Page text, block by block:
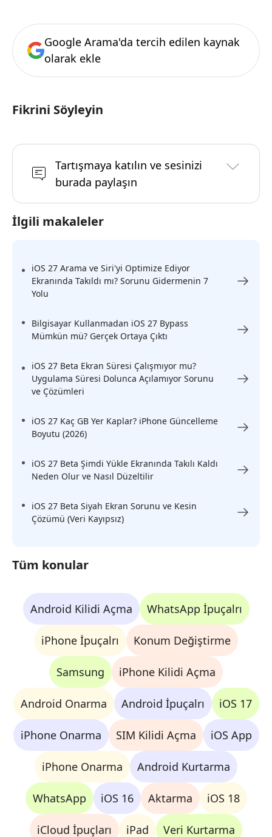
Google Arama'da tercih edilen kaynak
olarak ekle
Fikrini Söyleyin
Tartışmaya katılın ve sesinizi
burada paylaşın
İlgili makaleler
iOS 27 Arama ve Siri'yi Optimize Ediyor
Ekranında Takıldı mı? Sorunu Gidermenin 7
Yolu
Bilgisayar Kullanmadan iOS 27 Bypass
Mümkün mü? Gerçek Ortaya Çıktı
iOS 27 Beta Ekran Süresi Çalışmıyor mu?
Uygulama Süresi Dolunca Açılamıyor Sorunu
ve Çözümleri
iOS 27 Kaç GB Yer Kaplar? iPhone Güncelleme
Boyutu (2026)
iOS 27 Beta Şimdi Yükle Ekranında Takılı Kaldı
Neden Olur ve Nasıl Düzeltilir
iOS 27 Beta Siyah Ekran Sorunu ve Kesin
Çözümü (Veri Kayıpsız)
Tüm konular
Android Kilidi Açma WhatsApp İpuçalrı
iPhone İpuçalrı Konum Değiştirme
Samsung iPhone Kilidi Açma
Android Onarma Android İpuçalrı iOS 17
iPhone Onarma SIM Kilidi Açma iOS App
iPhone Onarma Android Kurtarma
WhatsApp iOS 16 Aktarma iOS 18
iCloud İpuçları iPad Veri Kurtarma